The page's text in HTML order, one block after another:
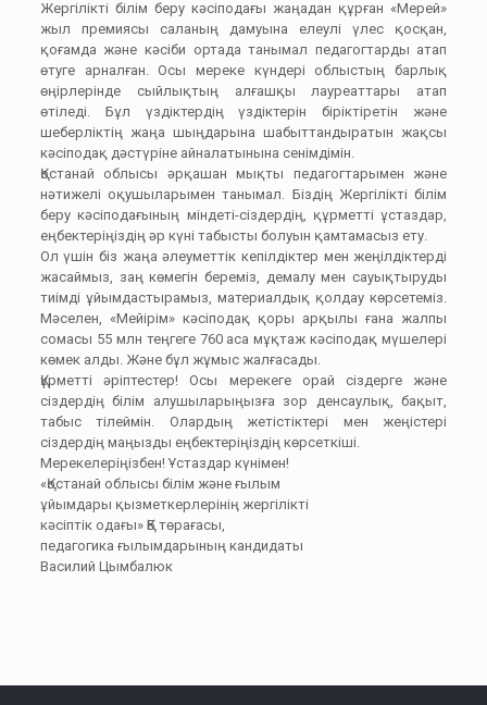
Жергілікті білім беру кәсіподағы жаңадан құрған «Мерей»
жыл премиясы саланың дамуына елеулі үлес қосқан,
қоғамда және кәсіби ортада танымал педагогтарды атап
өтуге арналған. Осы мереке күндері облыстың барлық
өңірлерінде сыйлықтың алғашқы лауреаттары атап
өтіледі. Бұл үздіктердің үздіктерін біріктіретін және
шеберліктің жаңа шыңдарына шабыттандыратын жақсы
кәсіподақ дәстүріне айналатынына сенімдімін.
Қостанай облысы әрқашан мықты педагогтарымен және
нәтижелі оқушыларымен танымал. Біздің Жергілікті білім
беру кәсіподағының міндеті-сіздердің, құрметті ұстаздар,
еңбектеріңіздің әр күні табысты болуын қамтамасыз ету.
Ол үшін біз жаңа әлеуметтік кепілдіктер мен жеңілдіктерді
жасаймыз, заң көмегін береміз, демалу мен сауықтыруды
тиімді ұйымдастырамыз, материалдық қолдау көрсетеміз.
Мәселен, «Мейірім» кәсіподақ қоры арқылы ғана жалпы
сомасы 55 млн теңгеге 760 аса мұқтаж кәсіподақ мүшелері
көмек алды. Және бұл жұмыс жалғасады.
Құрметті әріптестер! Осы мерекеге орай сіздерге және
сіздердің білім алушыларыңызға зор денсаулық, бақыт,
табыс тілеймін. Олардың жетістіктері мен жеңістері
сіздердің маңызды еңбектеріңіздің көрсеткіші.
Мерекелеріңізбен! Ұстаздар күнімен!
«Қостанай облысы білім және ғылым
ұйымдары қызметкерлерінің жергілікті
кәсіптік одағы» ҚБ төрағасы,
педагогика ғылымдарының кандидаты
Василий Цымбалюк